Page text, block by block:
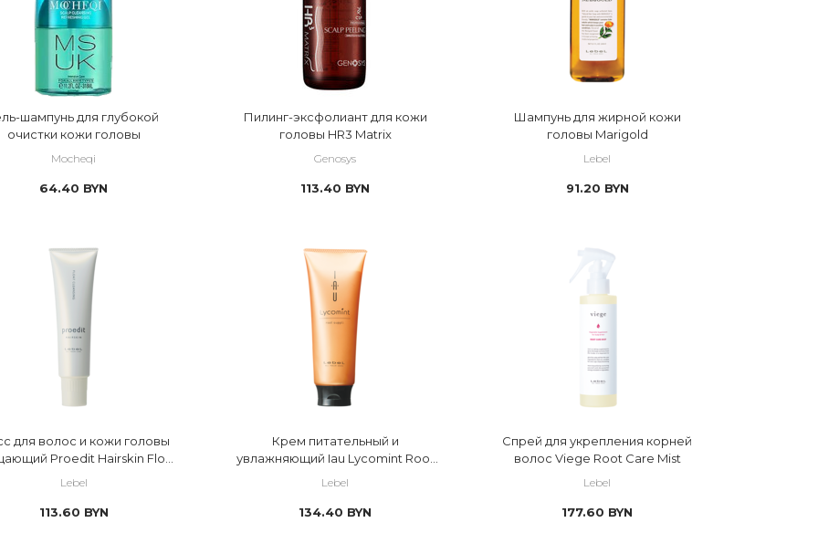
шампунь для глубокой
очистки кожи головы
Mocheqi
64.40 BYN
Пилинг-эксфолиант для кожи
головы HR3 Matrix
Genosys
113.40 BYN
Шампунь для жирной кожи
головы Marigold
Lebel
91.20 BYN
для волос и кожи головы
Proedit Hairskin Float
Lebel
113.60 BYN
Крем питательный и
увлажняющий Iau Lycomint Root
Lebel
134.40 BYN
Спрей для укрепления корней
волос Viege Root Care Mist
Lebel
177.60 BYN